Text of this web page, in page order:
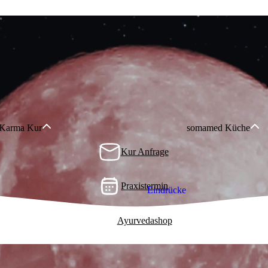
Kur Anfrage
Praxistermin
Ayurvedashop
Preise
Karma Kur
Last
somamed Küche
Eindrücke